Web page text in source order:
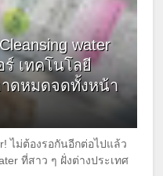
water
ร์ เทคโนโลยี
าดหมดจดทั้งหน้า
ไม่ต้องรอกันอีกต่อไปแล้ว
ที่สาว ๆ ฝั่งต่างประเทศ